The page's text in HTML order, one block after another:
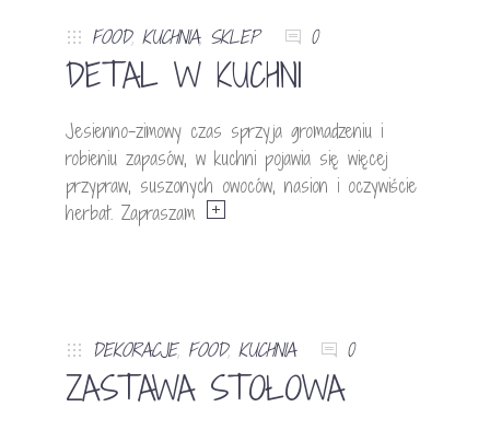
FOOD, KUCHNIA, SKLEP 0
DETAL W KUCHNI
Jesienno-zimowy czas sprzyja gromadzeniu i
robieniu zapasów, w kuchni pojawia się więcej
przypraw, suszonych owoców, nasion i oczywiście
herbat. Zapraszam
DEKORACJE, FOOD, KUCHNIA 0
ZASTAWA STOŁOWA